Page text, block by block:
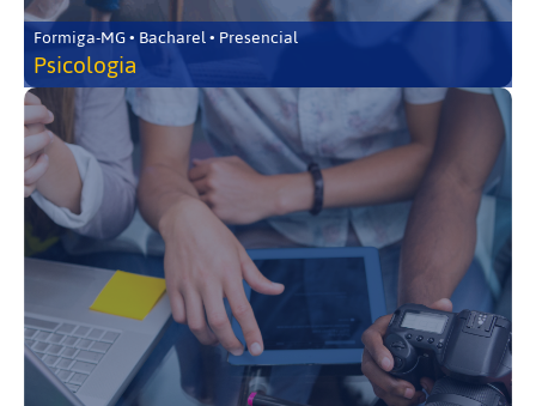
Formiga-MG • Bacharel • Presencial
Psicologia